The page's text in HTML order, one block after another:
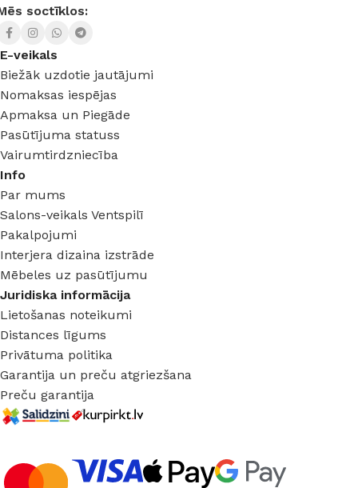
soctīklos:
E-veikals
Biežāk uzdotie jautājumi
Nomaksas iespējas
Apmaksa un Piegāde
Pasūtījuma statuss
Vairumtirdzniecība
Info
Par mums
Salons-veikals Ventspilī
Pakalpojumi
Interjera dizaina izstrāde
Mēbeles uz pasūtījumu
Juridiska informācija
Lietošanas noteikumi
Distances līgums
Privātuma politika
Garantija un preču atgriezšana
Preču garantija